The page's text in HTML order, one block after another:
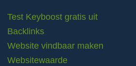
Test Keyboost gratis uit
Backlinks
Website vindbaar maken
Websitewaarde